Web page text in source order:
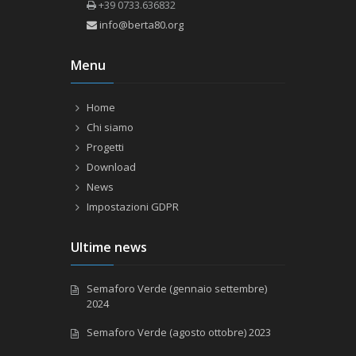
+39 0733.636832
info@berta80.org
Menu
Home
Chi siamo
Progetti
Download
News
Impostazioni GDPR
Ultime news
Semaforo Verde (gennaio settembre)
2024
Semaforo Verde (agosto ottobre) 2023